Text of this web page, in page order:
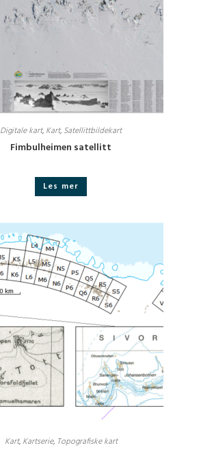
Digitale kart, Kart, Satellittbildekart
Fimbulheimen satellitt
Les mer
Kart, Kartserie, Topografiske kart